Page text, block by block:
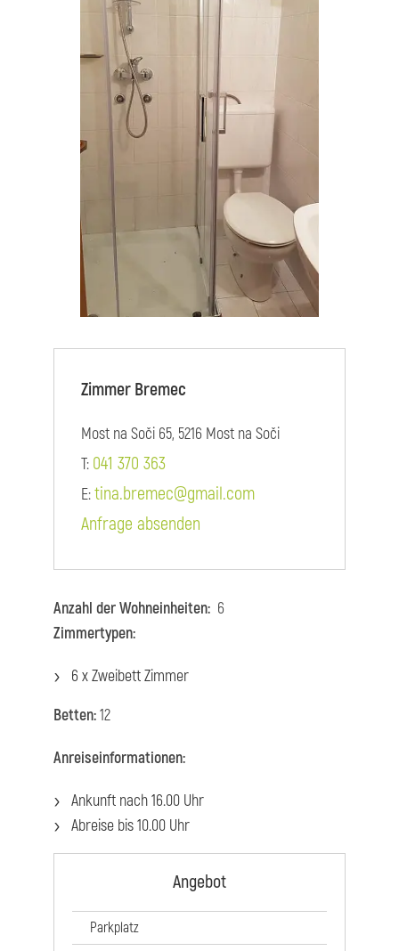
Zimmer Bremec
Most na Soči 65, 5216 Most na Soči
T: 041 370 363
E:tina.bremec@gmail.com
Anfrage absenden
Anzahl der Wohneinheiten: 6
Zimmertypen:
6 x Zweibett Zimmer
Betten:12
Anreiseinformationen:
Ankunft nach 16.00 Uhr
Abreise bis 10.00 Uhr
Angebot
Parkplatz